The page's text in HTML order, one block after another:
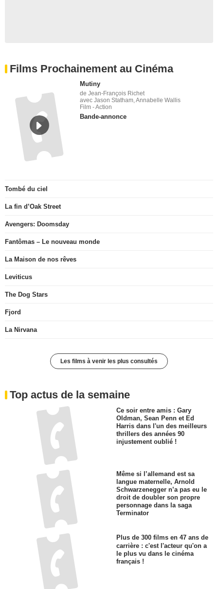
Films Prochainement au Cinéma
Mutiny
de Jean-François Richet
avec Jason Statham, Annabelle Wallis
Film - Action
Bande-annonce
Tombé du ciel
La fin d’Oak Street
Avengers: Doomsday
Fantômas – Le nouveau monde
La Maison de nos rêves
Leviticus
The Dog Stars
Fjord
La Nirvana
Les films à venir les plus consultés
Top actus de la semaine
Ce soir entre amis : Gary
Oldman, Sean Penn et Ed
Harris dans l'un des meilleurs
thrillers des années 90
injustement oublié !
Même si l’allemand est sa
langue maternelle, Arnold
Schwarzenegger n’a pas eu le
droit de doubler son propre
personnage dans la saga
Terminator
Plus de 300 films en 47 ans de
carrière : c'est l'acteur qu'on a
le plus vu dans le cinéma
français !